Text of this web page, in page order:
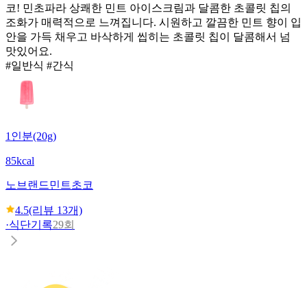
코! 민초파라 상쾌한 민트 아이스크림과 달콤한 초콜릿 칩의
조화가 매력적으로 느껴집니다. 시원하고 깔끔한 민트 향이 입
안을 가득 채우고 바삭하게 씹히는 초콜릿 칩이 달콤해서 넘
맛있어요.
#일반식 #간식
1인분(20g)
85kcal
노브랜드민트초코
4.5(리뷰 13개)
·식단기록29회